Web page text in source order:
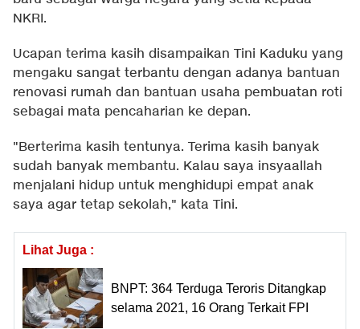
NKRI.
Ucapan terima kasih disampaikan Tini Kaduku yang
mengaku sangat terbantu dengan adanya bantuan
renovasi rumah dan bantuan usaha pembuatan roti
sebagai mata pencaharian ke depan.
"Berterima kasih tentunya. Terima kasih banyak
sudah banyak membantu. Kalau saya insyaallah
menjalani hidup untuk menghidupi empat anak
saya agar tetap sekolah," kata Tini.
Lihat Juga :
BNPT: 364 Terduga Teroris Ditangkap
selama 2021, 16 Orang Terkait FPI